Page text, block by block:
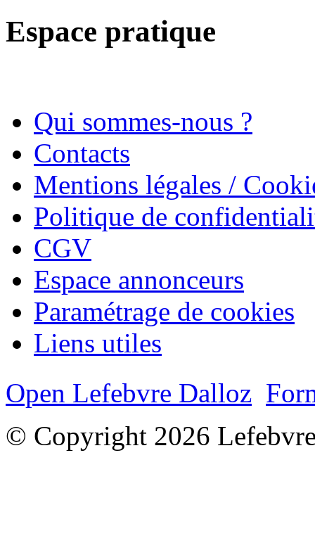
Espace pratique
Qui sommes-nous ?
Contacts
Mentions légales /
Politique de
CGV
Espace annonceurs
Paramétrage de cookies
Liens utiles
Open Lefebvre Dalloz
© Copyright 2026